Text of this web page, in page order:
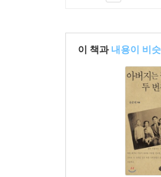
이 책과 내용이 비